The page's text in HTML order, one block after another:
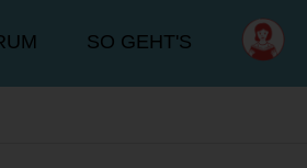
SO GEHT'S